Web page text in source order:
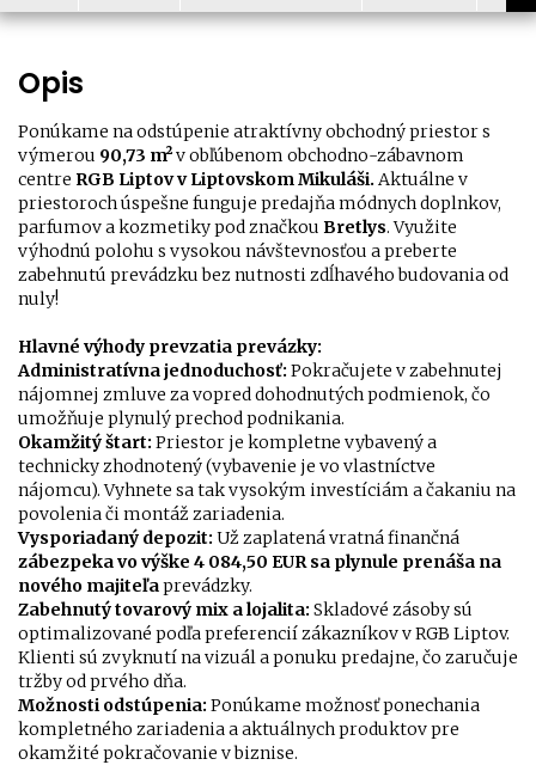
Opis
Ponúkame na odstúpenie atraktívny obchodný priestor s
výmerou 90,73 m²v obľúbenom obchodno-zábavnom
centre RGB Liptov v Liptovskom Mikuláši. Aktuálne v
priestoroch úspešne funguje predajňa módnych doplnkov,
parfumov a kozmetiky pod značkou Bretlys. Využite
výhodnú polohu s vysokou návštevnosťou a preberte
zabehnutú prevádzku bez nutnosti zdĺhavého budovania od
nuly!
Hlavné výhody prevzatia prevázky:
Administratívna jednoduchosť: Pokračujete v zabehnutej
nájomnej zmluve za vopred dohodnutých podmienok, čo
umožňuje plynulý prechod podnikania.
Okamžitý štart: Priestor je kompletne vybavený a
technicky zhodnotený (vybavenie je vo vlastníctve
nájomcu). Vyhnete sa tak vysokým investíciám a čakaniu na
povolenia či montáž zariadenia.
Vysporiadaný depozit: Už zaplatená vratná finančná
zábezpeka vo výške 4 084,50 EUR sa plynule prenáša na
nového majiteľaprevádzky.
Zabehnutý tovarový mix a lojalita: Skladové zásoby sú
optimalizované podľa preferencií zákazníkov v RGB Liptov.
Klienti sú zvyknutí na vizuál a ponuku predajne, čo zaručuje
tržby od prvého dňa.
Možnosti odstúpenia: Ponúkame možnosť ponechania
kompletného zariadenia a aktuálnych produktov pre
okamžité pokračovanie v biznise.